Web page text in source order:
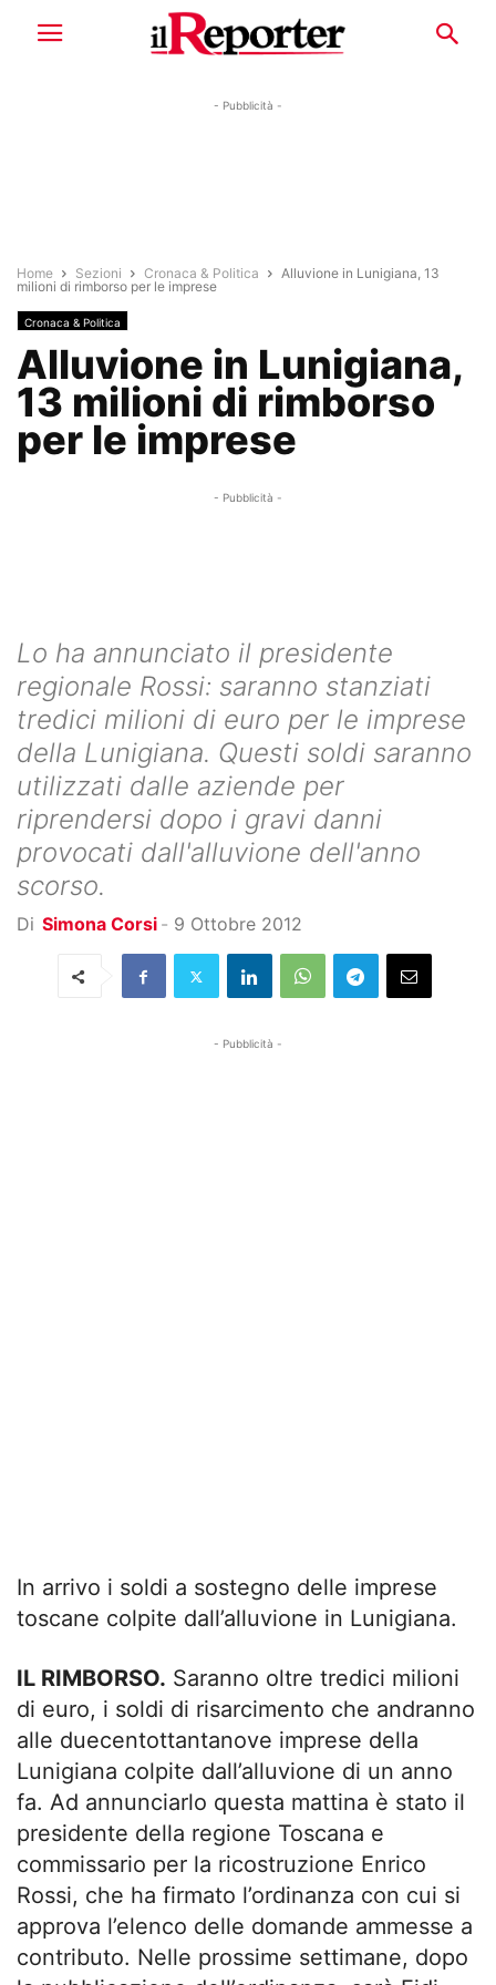
- Pubblicità -
Home Sezioni Cronaca & Politica
Alluvione in Lunigiana, 13
milioni di rimborso per le imprese
Cronaca & Politica
Alluvione in Lunigiana,
13 milioni di rimborso
per le imprese
- Pubblicità -
Lo ha annunciato il presidente
regionale Rossi: saranno stanziati
tredici milioni di euro per le imprese
della Lunigiana. Questi soldi saranno
utilizzati dalle aziende per
riprendersi dopo i gravi danni
provocati dall'alluvione dell'anno
scorso.
Di Simona Corsi - 9 Ottobre 2012
- Pubblicità -
In arrivo i soldi a sostegno delle imprese
toscane colpite dall’alluvione in Lunigiana.
IL RIMBORSO. Saranno oltre tredici milioni
di euro, i soldi di risarcimento che andranno
alle duecentottantanove imprese della
Lunigiana colpite dall’alluvione di un anno
fa. Ad annunciarlo questa mattina è stato il
presidente della regione Toscana e
commissario per la ricostruzione Enrico
Rossi, che ha firmato l’ordinanza con cui si
approva l’elenco delle domande ammesse a
contributo. Nelle prossime settimane, dopo